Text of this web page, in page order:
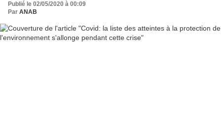
Publié le 02/05/2020 à 00:09
Par ANAB